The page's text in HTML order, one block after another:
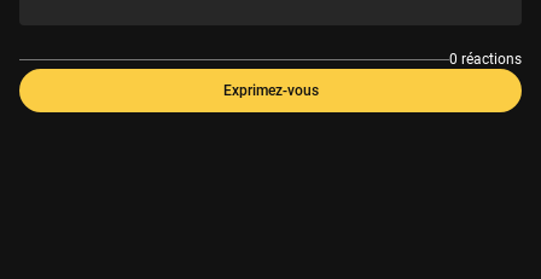
0 réactions
Exprimez-vous